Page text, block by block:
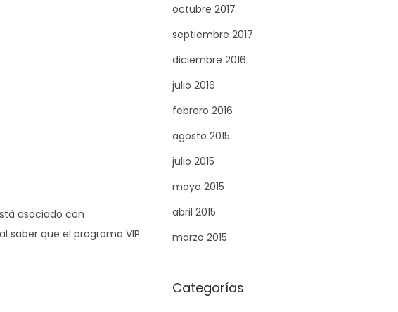
asociado con
saber que el programa VIP
octubre 2017
septiembre 2017
diciembre 2016
julio 2016
febrero 2016
agosto 2015
julio 2015
mayo 2015
abril 2015
marzo 2015
Categorías